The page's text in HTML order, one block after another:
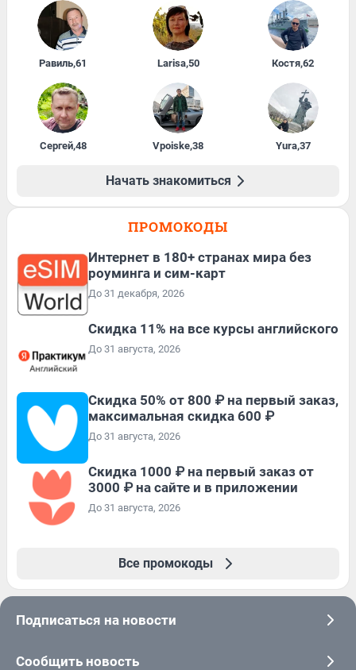
Равиль,61 Larisa,50 Костя,62
Сергей,48 Vpoiske,38 Yura,37
Начать знакомиться
ПРОМОКОДЫ
Интернет в 180+ странах мира без
роуминга и сим-карт
До 31 декабря, 2026
Скидка 11% на все курсы английского
До 31 августа, 2026
Скидка 50% от 800 ₽ на первый заказ,
максимальная скидка 600 ₽
До 31 августа, 2026
Скидка 1000 ₽ на первый заказ от
3000 ₽ на сайте и в приложении
До 31 августа, 2026
Все промокоды
Подписаться на новости
Сообщить новость